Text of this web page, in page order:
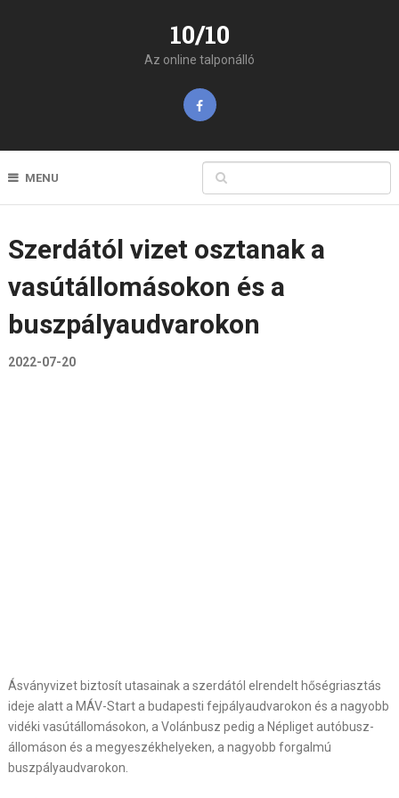
10/10
Az online talponálló
MENU
Szerdától vizet osztanak a
vasútállomásokon és a
buszpályaudvarokon
2022-07-20
Ásványvizet biztosít utasainak a szerdától elrendelt hőségriasztás
ideje alatt a MÁV-Start a budapesti fejpályaudvarokon és a nagyobb
vidéki vasútállomásokon, a Volánbusz pedig a Népliget autóbusz-
állomáson és a megyeszékhelyeken, a nagyobb forgalmú
buszpályaudvarokon.